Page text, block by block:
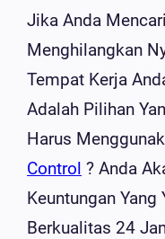
Jika Anda
Menghilangkan
Tempat Kerja
Adalah Pilihan
Harus
Control ? Anda
Keuntungan Yang
Berkualitas 24